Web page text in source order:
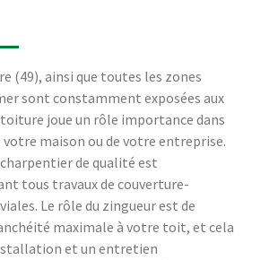
(49), ainsi que toutes les zones
sont constamment exposées aux
joue un rôle importance dans
maison ou de votre entreprise.
de qualité est
tous travaux de couverture-
Le rôle du zingueur est de
maximale à votre toit, et cela
et un entretien